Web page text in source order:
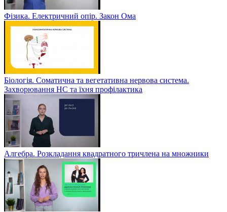
Фізика. Електричний опір. Закон Ома
Біологія. Соматична та вегетативна нервова система.
Захворювання НС та їхня профілактика
Алгебра. Розкладання квадратного тричлена на множники